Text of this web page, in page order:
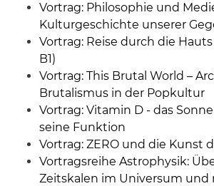
Vortrag: Philosophie und
Kulturgeschichte unserer
Vortrag: Reise durch die
B1)
Vortrag: This Brutal World –
Brutalismus in der Popkultur
Vortrag: Vitamin D - das
seine Funktion
Vortrag: ZERO und die Kunst
Vortragsreihe Astrophysik:
Zeitskalen im Universum und